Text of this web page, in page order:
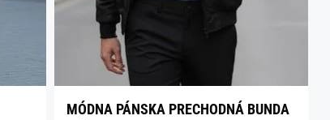
MÓDNA PÁNSKA PRECHODNÁ BUNDA